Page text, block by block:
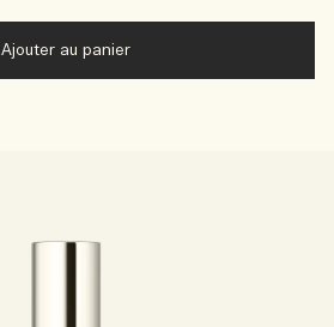
Ajouter au panier